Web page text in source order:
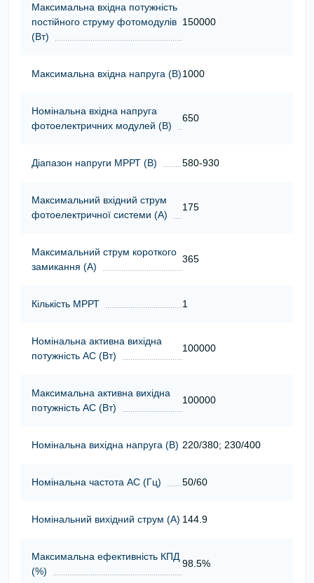
Максимальна вхідна потужність
постійного струму фотомодулів
(Вт)
150000
Максимальна вхідна напруга (В)1000
Номінальна вхідна напруга
фотоелектричних модулей (В)
650
Діапазон напруги МРРТ (В) 580-930
Максимальний вхідний струм
фотоелектричної системи (А)
175
Максимальний струм короткого
замикання (А)
365
Кількість МРРТ 1
Номінальна активна вихідна
потужність АС (Вт)
100000
Максимальна активна вихідна
потужність АС (Вт)
100000
Номінальна вихідна напруга (В) 220/380; 230/400
Номінальна частота АС (Гц) 50/60
Номінальний вихідний струм (А) 144.9
Максимальна ефективність КПД
(%)
98.5%